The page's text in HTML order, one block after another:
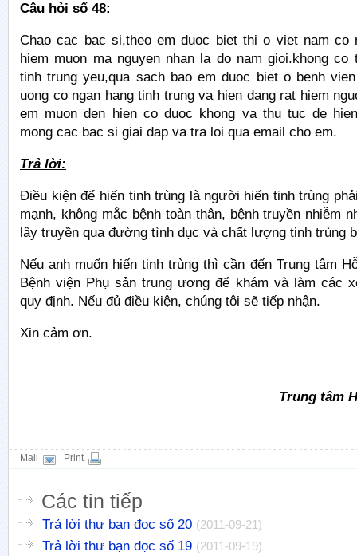
Câu hỏi số 48:
Chao cac bac si,theo em duoc biet thi o viet nam co
hiem muon ma nguyen nhan la do nam gioi.khong co
tinh trung yeu,qua sach bao em duoc biet o benh
uong co ngan hang tinh trung va hien dang rat hiem
em muon den hien co duoc khong va thu tuc de
mong cac bac si giai dap va tra loi qua email cho em.
Trả lời:
Điều kiện để hiến tinh trùng là người hiến tinh trùng
mạnh, không mắc bệnh toàn thân, bệnh truyền nhiễm
lây truyền qua đường tình dục và chất lượng tinh trùng
Nếu anh muốn hiến tinh trùng thì cần đến Trung tâm
Bệnh viện Phụ sản trung ương để khám và làm các
quy định. Nếu đủ điều kiện, chúng tôi sẽ tiếp nhận.
Xin cảm ơn.
Trung tâm
Mail Print
Các tin tiếp
Trả lời thư bạn đọc số 20 (2011-09-21)
Trả lời thư bạn đọc số 19 (2011-09-19)